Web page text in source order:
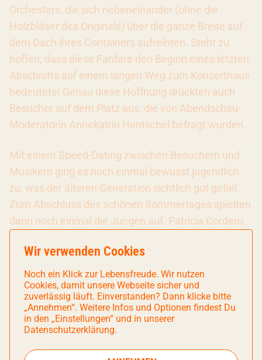
Orchesters, die sich nebeneinander (ohne die
Holzbläser des Originals) über die ganze Breite auf
dem Dach ihres Containers aufreihten. Steht zu
hoffen, dass diese Fanfare den Beginn eines letzten
Abschnitts auf einem langen Weg zum Konzerthaus
bedeutete! Genau diese Hoffnung drückten auch
Besucher auf dem Platz aus, die von Abendschau-
Moderatorin Annekatrin Hentschel befragt wurden.
Mit einem Speed-Dating zwischen Besuchern und
Musikern ging es noch einmal bewusst jugendlich
zu, was der älteren Generation sichtlich gut gefiel.
Zum Abschluss des schönen Sommertages spielten
dann noch einmal die Jungen auf. Patricia Cordero,
(Bratsche), Theresa Strasser (Cello) und Jakob Plag
(Klarinette) ließen es mit einem Klarinettenquintett
von Robert Fuchs romantisch ausklingen.
Text: Michi Wüst
Wir verwenden Cookies
Noch ein Klick zur Lebensfreude. Wir nutzen
Cookies, damit unsere Webseite sicher und
zuverlässig läuft. Einverstanden? Dann klicke bitte
„Annehmen“. Weitere Infos und Optionen findest Du
in den „Einstellungen“ und in unserer
Datenschutzerklärung.